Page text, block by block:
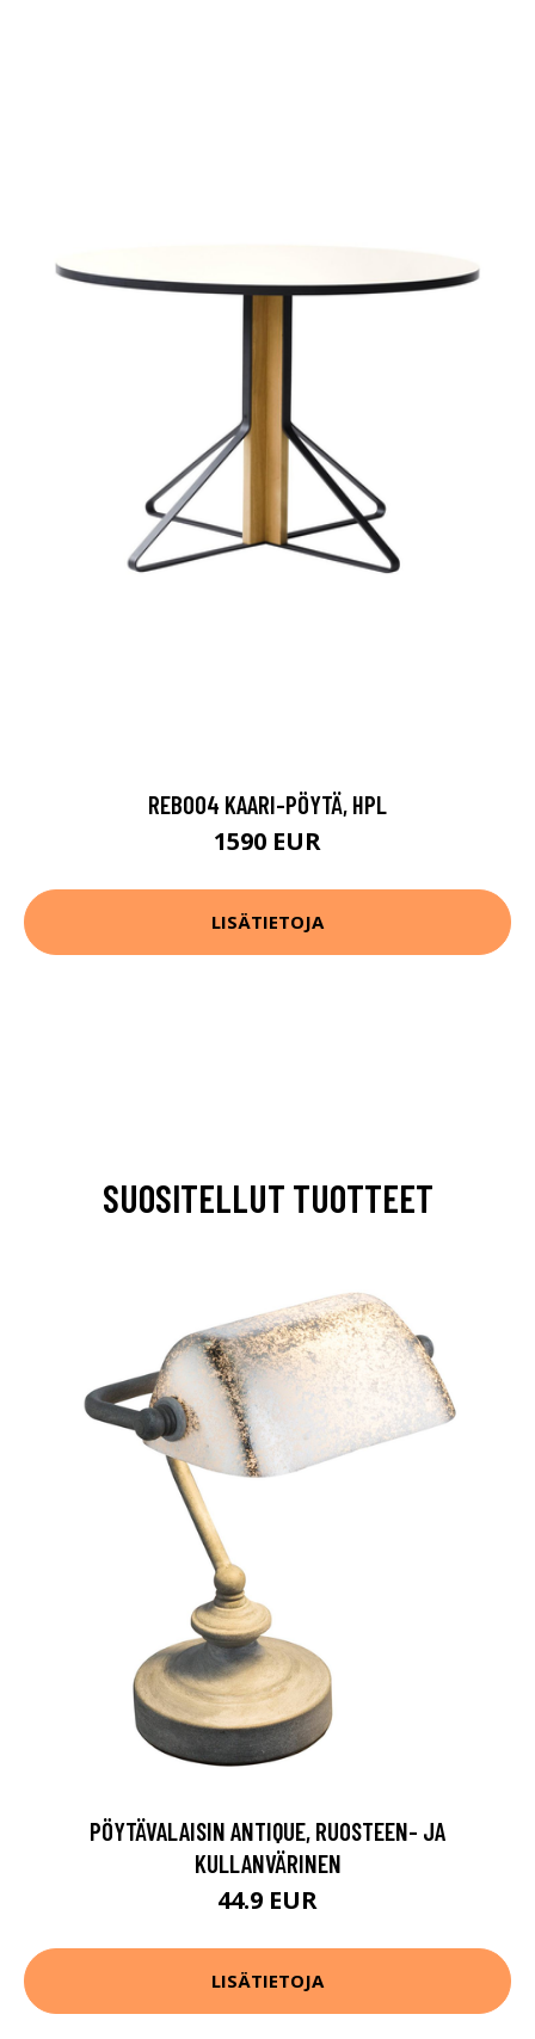
REB004 KAARI-PÖYTÄ, HPL
1590 EUR
LISÄTIETOJA
SUOSITELLUT TUOTTEET
PÖYTÄVALAISIN ANTIQUE, RUOSTEEN- JA
KULLANVÄRINEN
44.9 EUR
LISÄTIETOJA